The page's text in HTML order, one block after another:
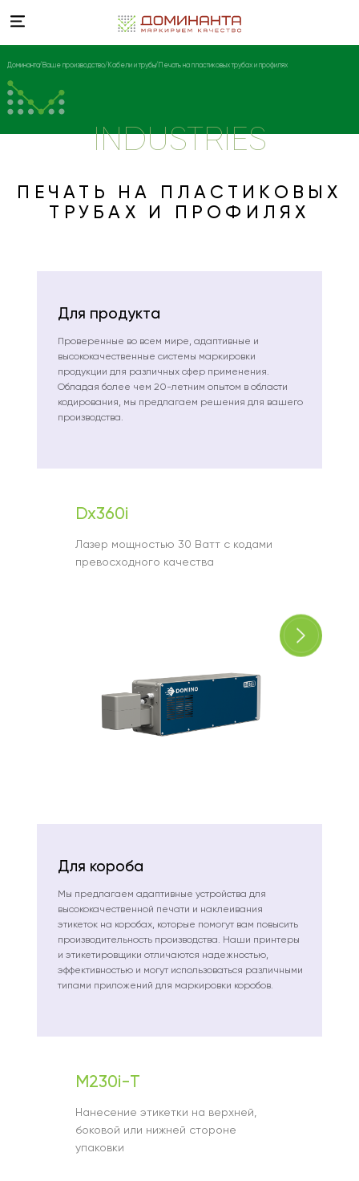
Доминанта Ваше производство Кабели и трубы Печать на пластиковых трубах и профилях
INDUSTRIES
ПЕЧАТЬ НА ПЛАСТИКОВЫХ
ТРУБАХ И ПРОФИЛЯХ
Для продукта
Проверенные во всем мире, адаптивные и
высококачественные системы маркировки
продукции для различных сфер применения.
Обладая более чем 20-летним опытом в области
кодирования, мы предлагаем решения для вашего
производства.
Dx360i
Лазер мощностью 30 Ватт с кодами
превосходного качества
Для короба
Мы предлагаем адаптивные устройства для
высококачественной печати и наклеивания
этикеток на коробах, которые помогут вам повысить
производительность производства. Наши принтеры
и этикетировщики отличаются надежностью,
эффективностью и могут использоваться различными
типами приложений для маркировки коробов.
M230i-T
Нанесение этикетки на верхней,
боковой или нижней стороне
упаковки